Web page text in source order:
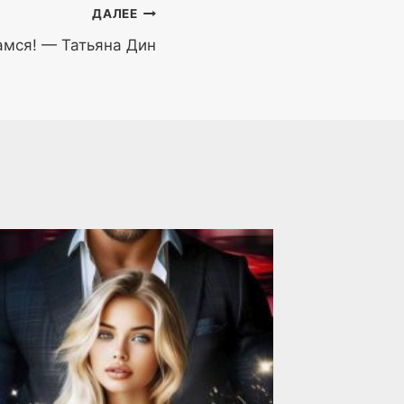
ДАЛЕЕ
— Татьяна Дин